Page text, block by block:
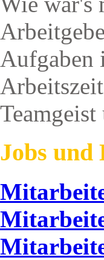
Aufgaben
Jobs